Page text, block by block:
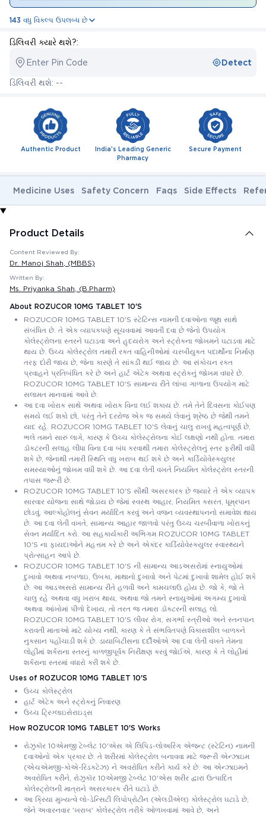
143 વધુ વિકલ્પ ઉપલબ્ધ છે
ડિલિવરી ક્યારે થશે?:
Enter Pin Code Detect
ડિલિવરી થશે: --
Authentic Product
India's Leading Generic
Pharmacy
Secure Payment
Medicine Uses Safety Concern Faqs Side Effects
Product Details
Content Reviewed By:
Dr. Manoj Shah , (MBBS)
Written By:
Ms. Priyanka Shah , (B.Pharm)
About ROZUCOR 10MG TABLET 10'S
ROZUCOR 10MG TABLET 10'S સ્ટેટિન્સ નામની દવાઓના જૂથ સાથે
સંબંધિત છે. તે એક વ્યાપકપણે સૂચવવામાં આવતી દવા છે જેનો ઉપયોગ
કોલેસ્ટ્રોલના સ્તરને ઘટાડવા અને હૃદયરોગ અને સ્ટ્રોકના જોખમને ઘટાડવા માટે
થાય છે. ઉચ્ચ કોલેસ્ટ્રોલ તમારી રક્ત વાહિનીઓમાં ચરબીયુક્ત પદાર્થોના નિર્માણ
તરફ દોરી જાય છે, જેના કારણે તે સાંકડી થઈ જાય છે. આ સંકોચન રક્ત
પ્રવાહને પ્રતિબંધિત કરે છે અને હાર્ટ એટેક અથવા સ્ટ્રોકનું જોખમ વધારે છે.
ROZUCOR 10MG TABLET 10'S સામાન્ય રીતે લાંબા ગાળાના ઉપયોગ માટે
સલામત માનવામાં આવે છે.
આ દવા ખોરાક સાથે અથવા ખોરાક વિના લઈ શકાય છે. તમે તેને દિવસના કોઈપણ
સમયે લઈ શકો છો, પરંતુ તેને દરરોજ એક જ સમયે લેવાનું શ્રેષ્ઠ છે જેથી તમને
યાદ રહે. ROZUCOR 10MG TABLET 10'S લેવાનું ચાલુ રાખવું મહત્વપૂર્ણ છે,
ભલે તમને સારું લાગે, કારણ કે ઉચ્ચ કોલેસ્ટ્રોલના કોઈ લક્ષણો નથી હોતા. તમારા
ડૉક્ટરની સલાહ લીધા વિના દવા બંધ કરવાથી તમારા કોલેસ્ટ્રોલનું સ્તર ફરીથી વધી
શકે છે, જેનાથી તમારી સ્થિતિ વધુ ખરાબ થઈ શકે છે અને કાર્ડિયોવેસ્ક્યુલર
સમસ્યાઓનું જોખમ વધી શકે છે. આ દવા લેતી વખતે નિયમિત કોલેસ્ટ્રોલ સ્તરની
તપાસ જરૂરી છે.
ROZUCOR 10MG TABLET 10'S સૌથી અસરકારક છે જ્યારે તે એક વ્યાપક
સારવાર યોજના સાથે જોડાય છે જેમાં સ્વસ્થ આહાર, નિયમિત કસરત, ધૂમ્રપાન
છોડવું, આલ્કોહોલનું સેવન મર્યાદિત કરવું અને વજન વ્યવસ્થાપનનો સમાવેશ થાય
છે. આ દવા લેતી વખતે, સામાન્ય આહાર જાળવો પરંતુ ઉચ્ચ ચરબીવાળા ખોરાકનું
સેવન મર્યાદિત કરો. આ સહકાર્યકારી અભિગમ ROZUCOR 10MG TABLET
10'S ના ફાયદાઓને મહત્તમ કરે છે અને એકંદર કાર્ડિયોવેસ્ક્યુલર સ્વાસ્થ્યને
પ્રોત્સાહન આપે છે.
ROZUCOR 10MG TABLET 10'S ની સામાન્ય આડઅસરોમાં સ્નાયુઓમાં
દુખાવો અથવા નબળાઇ, ઉબકા, માથાનો દુખાવો અને પેટમાં દુખાવો શામેલ હોઈ શકે
છે. આ આડઅસરો સામાન્ય રીતે હળવી અને કામચલાઉ હોય છે. જો કે, જો તે
ચાલુ રહે અથવા વધુ ખરાબ થાય, અથવા જો તમને સ્નાયુઓમાં અગમ્ય દુખાવો
અથવા આંખોમાં પીળો દેખાય, તો તરત જ તમારા ડૉક્ટરની સલાહ લો.
ROZUCOR 10MG TABLET 10'S લીવર રોગ, સગર્ભા સ્ત્રીઓ અને સ્તનપાન
કરાવતી માતાઓ માટે યોગ્ય નથી, કારણ કે તે સંભવિતપણે વિકાસશીલ બાળકને
નુકસાન પહોંચાડી શકે છે. ડાયાબિટીસના દર્દીઓએ આ દવા લેતી વખતે તેમના
લોહીમાં શર્કરાના સ્તરનું કાળજીપૂર્વક નિરીક્ષણ કરવું જોઈએ, કારણ કે તે લોહીમાં
શર્કરાના સ્તરમાં વધારો કરી શકે છે.
Uses of ROZUCOR 10MG TABLET 10'S
ઉચ્ચ કોલેસ્ટ્રોલ
હાર્ટ એટેક અને સ્ટ્રોકનું નિવારણ
ઉચ્ચ ટ્રિગ્લાઇસેરાઇડ્સ
How ROZUCOR 10MG TABLET 10'S Works
રોઝુકૉર 10એમજી ટેબ્લેટ 10'એસ એ લિપિડ-લોઅરિંગ એજન્ટ (સ્ટેટિન) નામની
દવાઓનો એક પ્રકાર છે. તે શરીરમાં કોલેસ્ટ્રોલ બનાવવા માટે જરૂરી એન્ઝાઇમ
(એચએમજી-કોએ-રિડક્ટેઝ) ને અવરોધિત કરીને કાર્ય કરે છે. આ એન્ઝાઇમને
અવરોધિત કરીને, રોઝુકૉર 10એમજી ટેબ્લેટ 10'એસ શરીર દ્વારા ઉત્પાદિત
કોલેસ્ટ્રોલની માત્રાને અસરકારક રીતે ઘટાડે છે.
આ ક્રિયા મુખ્યત્વે લો-ડેન્સિટી લિપોપ્રોટીન (એલડીએલ) કોલેસ્ટ્રોલ ઘટાડે છે,
જેને અવારનવાર 'ખરાબ' કોલેસ્ટ્રોલ તરીકે ઓળખવામાં આવે છે, અને